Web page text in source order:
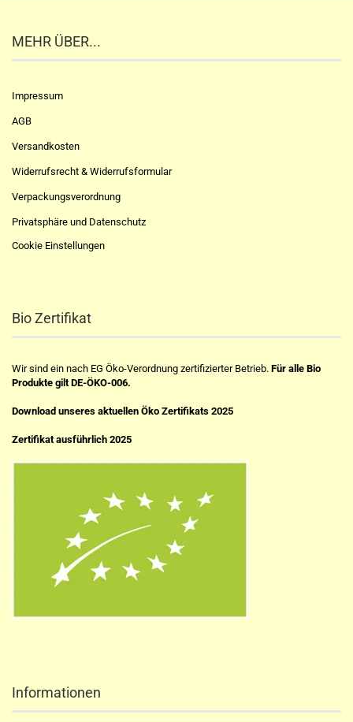
MEHR ÜBER...
Impressum
AGB
Versandkosten
Widerrufsrecht & Widerrufsformular
Verpackungsverordnung
Privatsphäre und Datenschutz
Cookie Einstellungen
Bio Zertifikat
Wir sind ein nach EG Öko-Verordnung zertifizierter Betrieb. Für alle Bio
Produkte gilt DE-ÖKO-006.
Download unseres aktuellen Öko Zertifikats 2025
Zertifikat ausführlich 2025
Informationen